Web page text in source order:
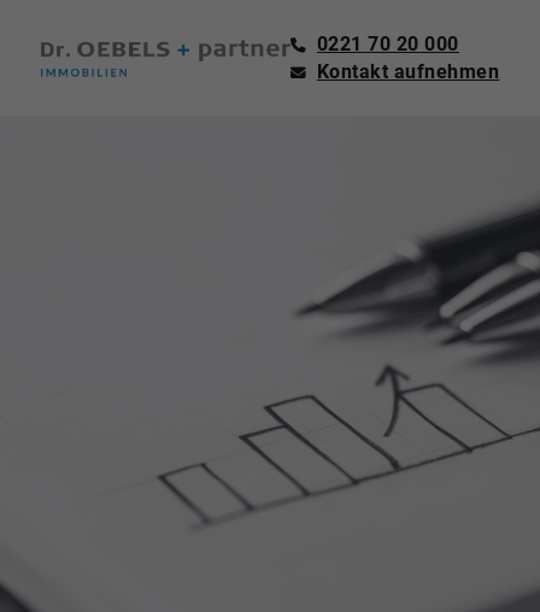
0221 70 20 000
Kontakt aufnehmen